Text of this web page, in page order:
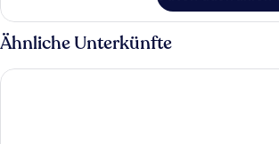
Single
Use
Ähnliche Unterkünfte
River Boutique Hotel